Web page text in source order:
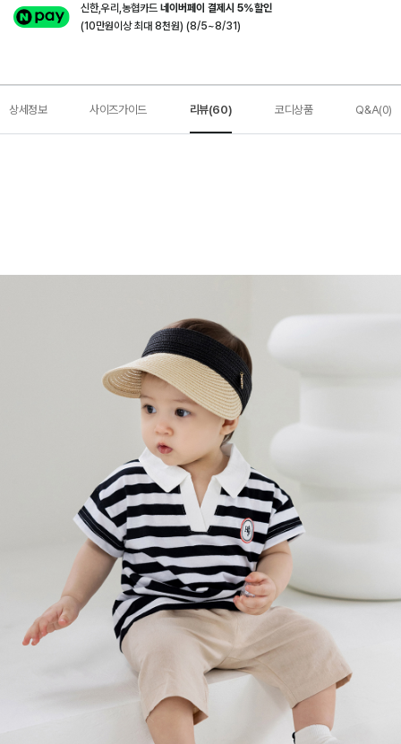
신한,우리,농협카드네이버페이 결제시 5%할인
(10만원이상 최대 8천원) (8/5~8/31)
상세정보 사이즈가이드 리뷰(60) 코디상품 Q&A(0)